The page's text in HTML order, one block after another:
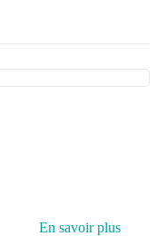
En savoir plus